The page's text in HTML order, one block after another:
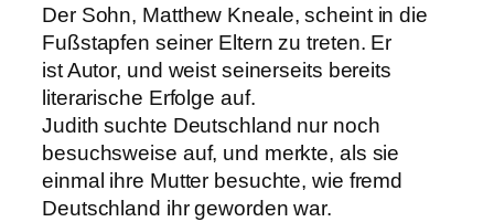
Der Sohn, Matthew Kneale, scheint in die
Fußstapfen seiner Eltern zu treten. Er
ist Autor, und weist seinerseits bereits
literarische Erfolge auf.
Judith suchte Deutschland nur noch
besuchsweise auf, und merkte, als sie
einmal ihre Mutter besuchte, wie fremd
Deutschland ihr geworden war.